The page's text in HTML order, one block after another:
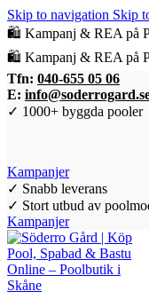
Skip to navigation Skip
🛍️ Kampanj & REA på
🛍️ Kampanj & REA på
Tfn: 040-655 05 06
E:
✓ 1000+ byggda pooler
Kampanjer
✓ Snabb leverans
✓ Stort utbud av
Kampanjer